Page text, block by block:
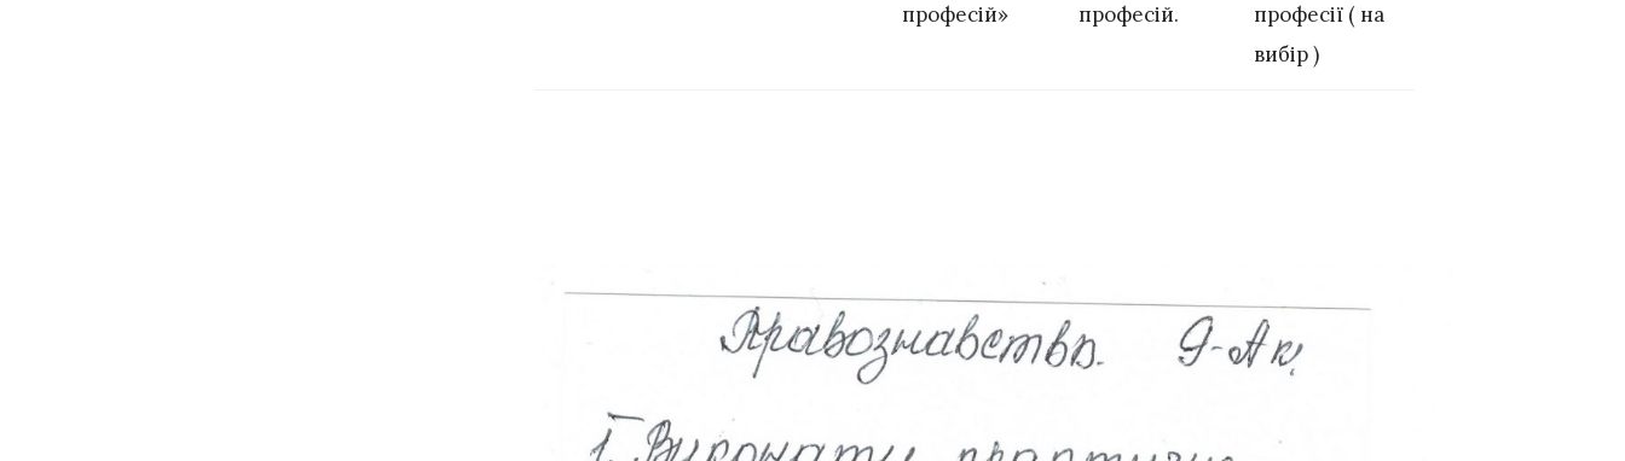
професій»
професій.
професії ( на
вибір )